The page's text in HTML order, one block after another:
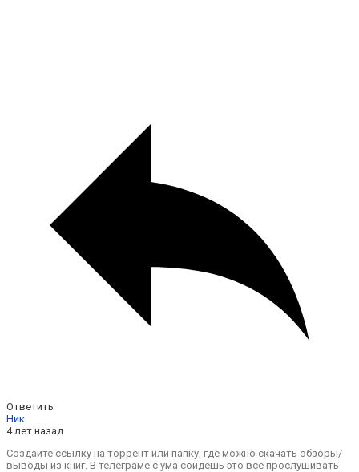
Ответить
Ник
4 лет назад
Создайте ссылку на торрент или папку, где можно скачать обзоры/
выводы из книг. В телеграме с ума сойдешь это все прослушивать